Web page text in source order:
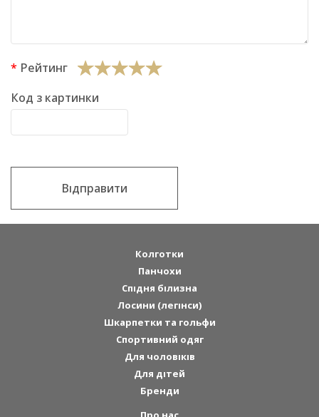
Рейтинг
Код з картинки
Відправити
Колготки
Панчохи
Спідня білизна
Лосини (легінси)
Шкарпетки та гольфи
Спортивний одяг
Для чоловіків
Для дітей
Бренди